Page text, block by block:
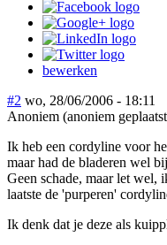
bewerken
#2 wo, 28/06/2006 - 18:11
Anoniem (anoniem
Ik heb een cordyline voor
maar had de bladeren wel
Geen schade, maar let wel,
laatste de 'purperen'
Ik denk dat je deze als